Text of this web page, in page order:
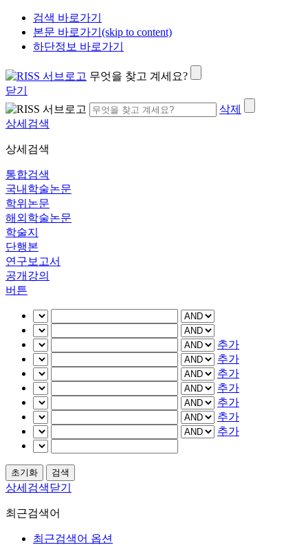
검색 바로가기
본문 바로가기(skip to content)
하단정보 바로가기
무엇을 찾고 계세요?
닫기
삭제
상세검색
상세검색
통합검색
국내학술논문
학위논문
해외학술논문
학술지
단행본
연구보고서
공개강의
버튼
추가
추가
추가
추가
추가
추가
추가
상세검색닫기
최근검색어
최근검색어 옵션